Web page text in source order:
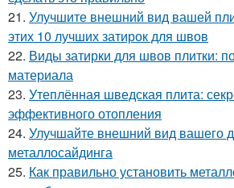
21. Улучшите внешний вид вашей
этих 10 лучших затирок для швов
22. Виды затирки для швов плитки:
материала
23. Утеплённая шведская плита:
эффективного отопления
24. Улучшайте внешний вид вашего
металлосайдинга
25. Как правильно установить